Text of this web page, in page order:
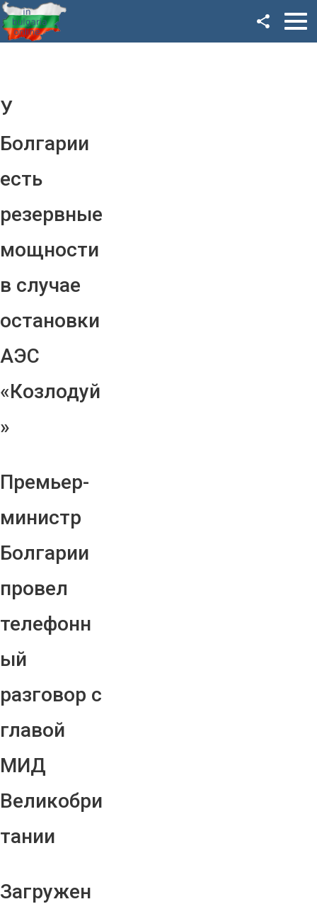
У
Болгарии
есть
резервные
мощности
в случае
остановки
АЭС
«Козлодуй
»
Премьер-
министр
Болгарии
провел
телефонн
ый
разговор с
главой
МИД
Великобри
тании
Загружен